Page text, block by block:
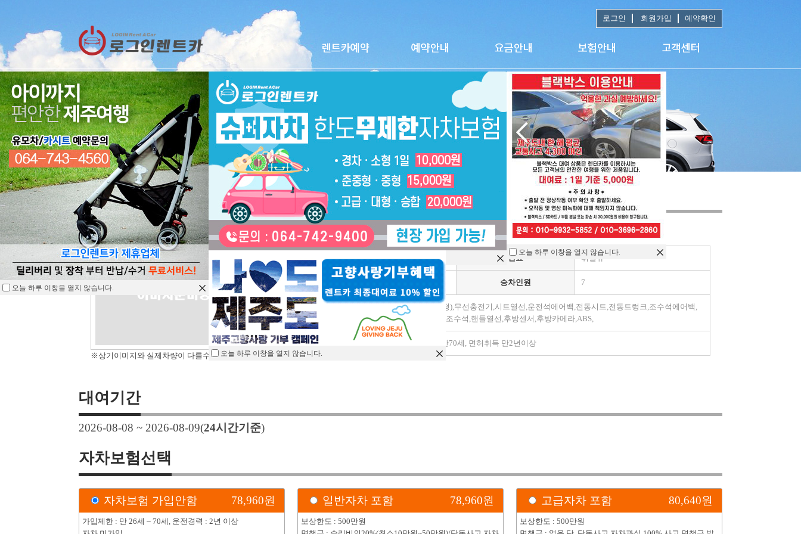
로그인 회원가입 예약확인
렌트카예약
RESERVATION
렌트카 예약하기
※상기이미지와 실제차량이 다를수 있습니다.
더뉴쏘렌토2026(휘발유)
차종 SUV 연료 휘발유
변속기 승차인원 7
모델옵션
가죽시트,금연,네비(매립형),무선충전기,시트열선,운전석에어백,전동시트,전동트렁크,조수석에어백,
통풍시트운전석,통풍시트조수석,핸들열선,후방센서,후방카메라,ABS,
특이사항 대여조건 : 나이 만26세~만70세, 면허취득 만2년이상
대여기간
2026-08-08 ~ 2026-08-09(24시간기준)
자차보험선택
자차보험 가입안함 78,960원
가입제한 : 만 26세 ~ 70세, 운전경력 : 2년 이상
일반자차 포함 78,960원
보상한도 : 500만원
고급자차 포함 80,640원
보상한도 : 500만원
오늘 하루 이창을 열지 않습니다.
오늘 하루 이창을 열지 않습니다.
오늘 하루 이창을 열지 않습니다.
오늘 하루 이창을 열지 않습니다.